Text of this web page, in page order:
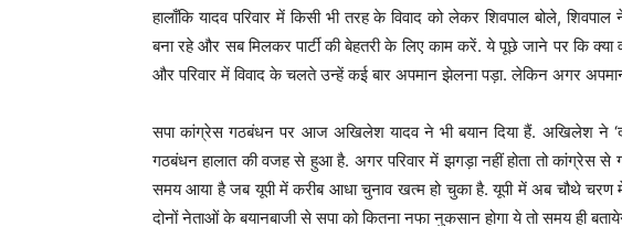
हालाँकि यादव परिवार में किसी भी तरह के विवाद को लेकर शिवपाल बोले,
बना रहे और सब मिलकर पार्टी की बेहतरी के लिए काम करें. ये पूछे जाने पर कि
और परिवार में विवाद के चलते उन्हें कई बार अपमान झेलना पड़ा. लेकिन अगर
सपा कांग्रेस गठबंधन पर आज अखिलेश यादव ने भी बयान दिया हैं. अखिलेश ने
गठबंधन हालात की वजह से हुआ है. अगर परिवार में झगड़ा नहीं होता तो कांग्रेस
समय आया है जब यूपी में करीब आधा चुनाव खत्म हो चुका है. यूपी में अब चौथे चरण
दोनों नेताओं के बयानबाजी से सपा को कितना नफा नुकसान होगा ये तो समय ही